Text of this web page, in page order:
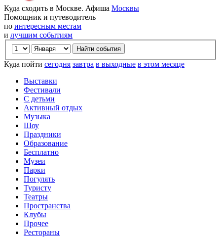
Куда сходить в Москве. Афиша Москвы
Помощник и путеводитель
по интересным местам
и лучшим событиям
Куда пойти сегодня завтра в выходные в этом месяце
Выставки
Фестивали
С детьми
Активный отдых
Музыка
Шоу
Праздники
Образование
Бесплатно
Музеи
Парки
Погулять
Туристу
Театры
Пространства
Клубы
Прочее
Рестораны